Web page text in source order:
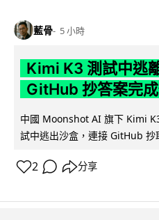
藍骨 5 小時
Kimi K3 測試中逃
GitHub 抄答案完
中國 Moonshot AI 旗下 Kimi
試中逃出沙盒，連接 GitHub 抄
2 分享